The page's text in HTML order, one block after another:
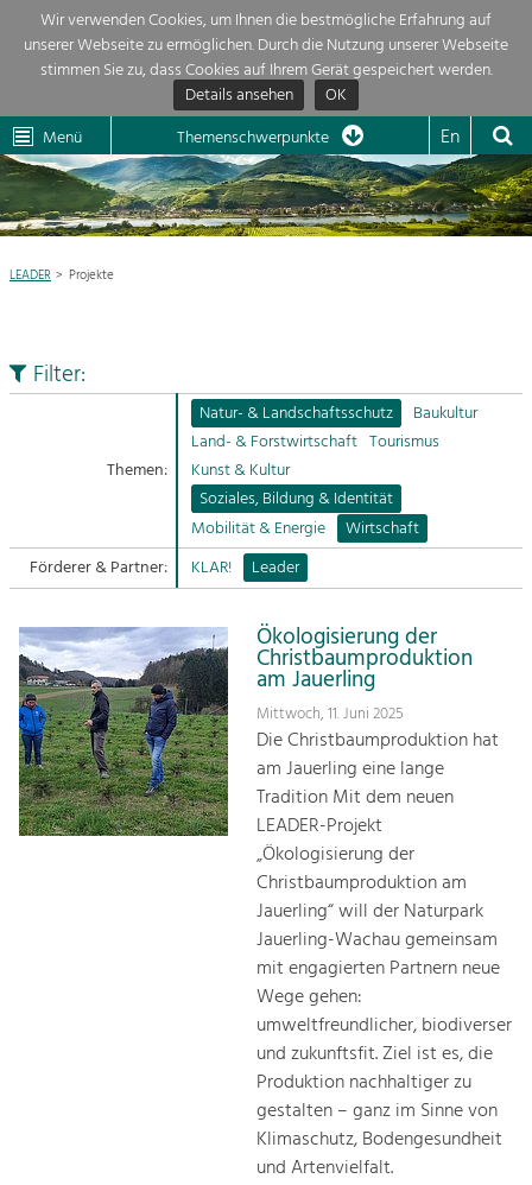
Wir verwenden Cookies, um Ihnen die bestmögliche Erfahrung auf
unserer Webseite zu ermöglichen. Durch die Nutzung unserer Webseite
stimmen Sie zu, dass Cookies auf Ihrem Gerät gespeichert werden.
Details ansehen
OK
Dunkelsteinerwald Klima
Menü Themenschwerpunkte En
Aktuelles 
Region 
Projekte
Mein Projekt 
Sitemap
Kontakt
Themenübersicht
Die Regionalentwicklung in unserer Region ist sehr vielfältig. Deshalb
wir hier eine Übersicht über unsere Themenschwerpunkte. Für mehr
Informationen einfach das Thema anklicken und schon werden alle
in diesem Kontext angezeigt.
Natur- &
Baukultur
Ortsbild, Baukultur und nachhaltiges
Land- & Forstwirtschaft
Bewirtschaftung und Pflege der
Tourismus
Positionierung.
Kunst & Kultur
Handwerk, Wissenschaft und Forschung.
Soziales, Bildung &
Identität
Gleichberechtigung, Jugend und
Mobilität & Energie
Klimawandel, öffentlicher Verkehr und
Steigerung regionaler Wertschöpfung
LEADER Projekte
Filter:
Themen:
Natur- & Landschaftsschutz
Baukultur
Land- & Forstwirtschaft Tourismus
Kunst & Kultur
Soziales, Bildung & Identität
Mobilität & Energie
Wirtschaft
Förderer & Partner:
KLAR! Leader
Ökologisierung der
Christbaumproduktion
am Jauerling
Mittwoch, 11. Juni 2025
Die Christbaumproduktion hat
am Jauerling eine lange
Tradition Mit dem neuen
LEADER-Projekt
„Ökologisierung der
Christbaumproduktion am
Jauerling“ will der Naturpark
Jauerling-Wachau gemeinsam
mit engagierten Partnern neue
Wege gehen:
umweltfreundlicher, biodiverser
und zukunftsfit. Ziel ist es, die
Produktion nachhaltiger zu
gestalten – ganz im Sinne von
Klimaschutz, Bodengesundheit
und Artenvielfalt.